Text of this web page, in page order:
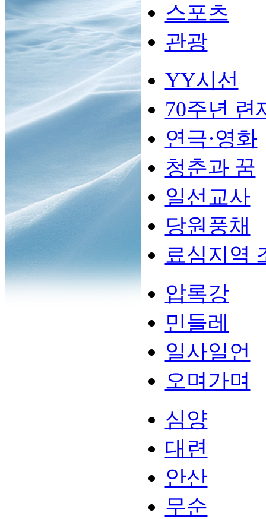
스포츠
관광
YY시선
70주년 련
연극·영화
청춘과 꿈
일선교사
당원풍채
료심지역
압록강
민들레
일사일언
오며가며
심양
대련
안산
무순